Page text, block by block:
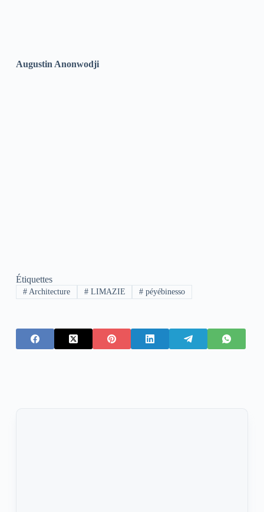
Augustin Anonwodji
Étiquettes
#Architecture #LIMAZIE # péyébinesso